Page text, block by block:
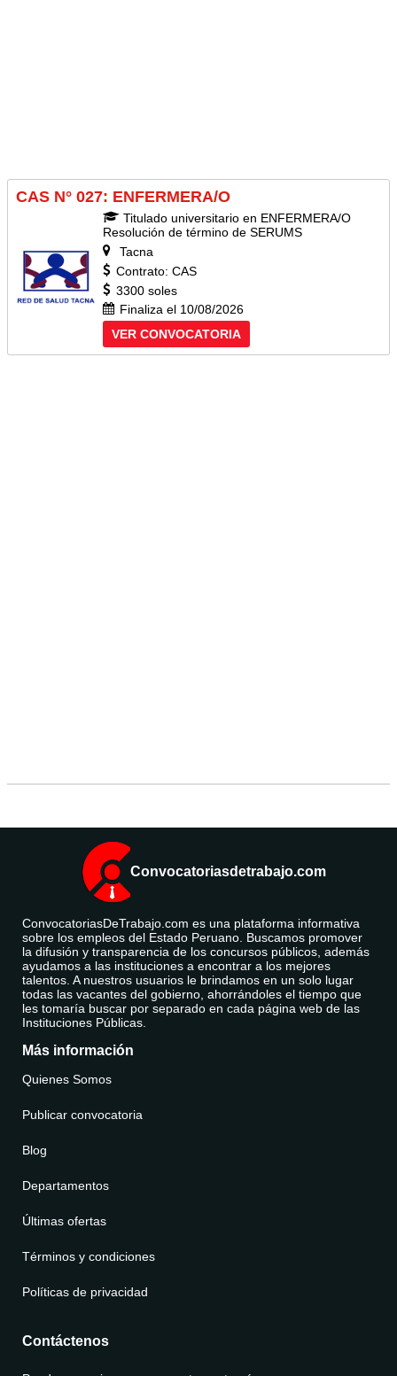
CAS N° 027: ENFERMERA/O
Titulado universitario en ENFERMERA/O
Resolución de término de SERUMS
Tacna
Contrato: CAS
3300 soles
Finaliza el 10/08/2026
VER CONVOCATORIA
Convocatoriasdetrabajo.com
ConvocatoriasDeTrabajo.com es una plataforma informativa
sobre los empleos del Estado Peruano. Buscamos promover
la difusión y transparencia de los concursos públicos, además
ayudamos a las instituciones a encontrar a los mejores
talentos. A nuestros usuarios le brindamos en un solo lugar
todas las vacantes del gobierno, ahorrándoles el tiempo que
les tomaría buscar por separado en cada página web de las
Instituciones Públicas.
Más información
Quienes Somos
Publicar convocatoria
Blog
Departamentos
Últimas ofertas
Términos y condiciones
Políticas de privacidad
Contáctenos